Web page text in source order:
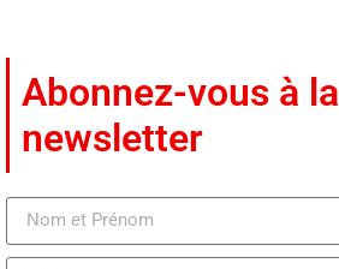
Abonnez-vous à la
newsletter